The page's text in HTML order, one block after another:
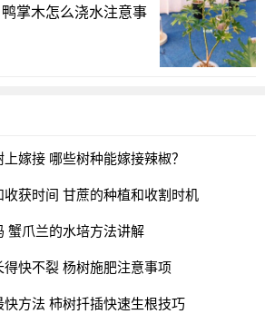
效果好
授粉
掌木怎么浇水注意事
嫁接 哪些树种能嫁接辣椒？
获时间 甘蔗的种植和收割时机
蟹爪兰的水培方法讲解
快不裂 杨树施肥注意事项
方法 柿树扦插快速生根技巧